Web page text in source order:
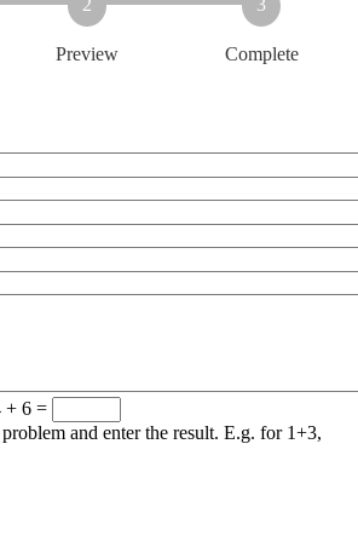
Preview Complete
+ 6 =
and enter the result. E.g. for 1+3,